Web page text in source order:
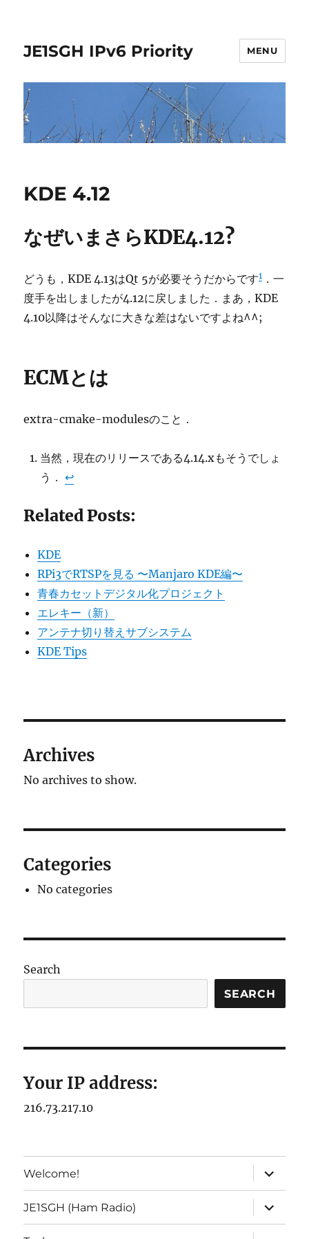
JE1SGH IPv6 Priority MENU
KDE 4.12
なぜいまさらKDE4.12?
どうも，KDE 4.13はQt 5が必要そうだからです1 ．一
度手を出しましたが4.12に戻しました．まあ，KDE
4.10以降はそんなに大きな差はないですよね^^;
ECMとは
extra-cmake-modulesのこと．
当然，現在のリリースである4.14.xもそうでしょ
う．↩︎
Related Posts:
KDE
RPi3でRTSPを見る 〜Manjaro KDE編〜
青春カセットデジタル化プロジェクト
エレキー（新）
アンテナ切り替えサブシステム
KDE Tips
Archives
No archives to show.
Categories
No categories
Search
SEARCH
Your IP address:
216.73.217.10
Welcome!
expand
child
menu
JE1SGH (Ham Radio)
expand
child
menu